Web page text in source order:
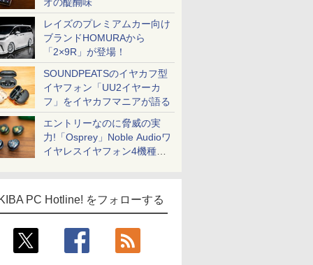
レイズのプレミアムカー向け
ブランドHOMURAから
「2×9R」が登場！
SOUNDPEATSのイヤカフ型
イヤフォン「UU2イヤーカ
フ」をイヤカフマニアが語る
エントリーなのに脅威の実
力!「Osprey」Noble Audioワ
イヤレスイヤフォン4機種を
PC Hotline! をフォローする